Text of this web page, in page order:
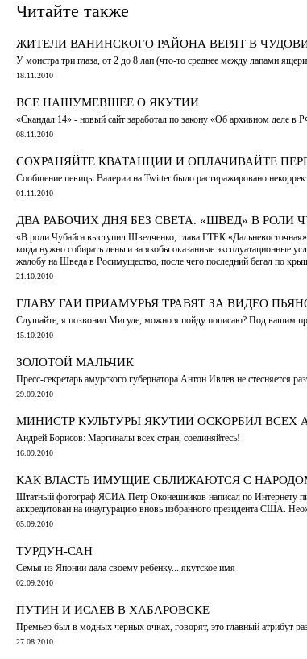
Читайте также
ЖИТЕЛИ ВАНИНСКОГО РАЙОНА ВЕРЯТ В
У монстра три глаза, от 2 до 8 лап (что-то среднее между лапами
18.11.2010
ВСЕ НАШУМЕВШЕЕ О ЯКУТИИ
«Скандал.14» - новый сайт заработал по закону «Об архивном деле в
08.11.2010
СОХРАНЯЙТЕ КВАТАНЦИИ И ОПЛАЧИВАЙТЕ
Cообщение певицы Валерии на Twitter было растиражировано
01.11.2010
ДВА РАБОЧИХ ДНЯ БЕЗ СВЕТА. «ШВЕД» В РОЛИ
«В роли Чубайса выступил Шведченко, глава ГТРК
когда нужно собирать деньги за якобы оказанные эксплуатационные
жалобу на Шведа в Росимущество, после чего последний бегал по
21.10.2010
ГЛАВУ ГАИ ПРИАМУРЬЯ ТРАВЯТ ЗА ВИДЕО
Слушайте, я позвонил Мигуле, можно я пойду пописаю? Под вашим
15.10.2010
ЗОЛОТОЙ МАЛЬЧИК
Пресс-секретарь амурского губернатора Антон Ивлев не
29.09.2010
МИНИСТР КУЛЬТУРЫ ЯКУТИИ ОСКОРБИЛ ВСЕХ
Андрей Борисов: Маргиналы всех стран, соединяйтесь!
16.09.2010
КАК ВЛАСТЬ ИМУЩИЕ СБЛИЖАЮТСЯ С
Штатный фотограф ЯСИА Петр Оконешников написал по Интернету
аккредитован на инаугурацию вновь избранного президента США.
05.09.2010
ТУРДУН-САН
Семья из Японии дала своему ребенку... якутское имя
02.09.2010
ПУТИН И ИСАЕВ В ХАБАРОВСКЕ
Премьер был в модных черных очках, говорят, это главный атрибут
27.08.2010